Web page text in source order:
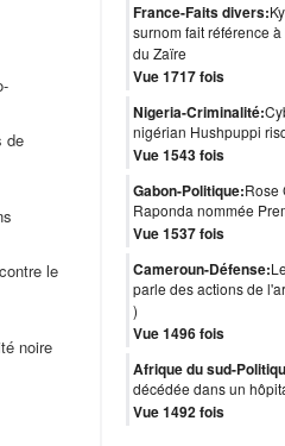
de
le
noire
France-Faits divers:
surnom fait référence
du Zaïre
Vue 1717 fois
Nigeria-Criminalité:
nigérian Hushpuppi
Vue 1543 fois
Gabon-Politique:Rose
Raponda nommée
Vue 1537 fois
Cameroun-Défense:
parle des actions de
)
Vue 1496 fois
Afrique du sud-
décédée dans un
Vue 1492 fois